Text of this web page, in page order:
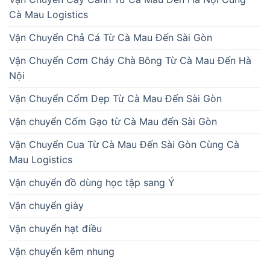
Cà Mau Logistics
Vận Chuyển Chả Cá Từ Cà Mau Đến Sài Gòn
Vận Chuyển Cơm Cháy Chà Bông Từ Cà Mau Đến Hà
Nội
Vận Chuyển Cốm Dẹp Từ Cà Mau Đến Sài Gòn
Vận chuyển Cốm Gạo từ Cà Mau đến Sài Gòn
Vận Chuyển Cua Từ Cà Mau Đến Sài Gòn Cùng Cà
Mau Logistics
Vận chuyển đồ dùng học tập sang Ý
Vận chuyển giày
Vận chuyển hạt điều
Vận chuyển kẽm nhung